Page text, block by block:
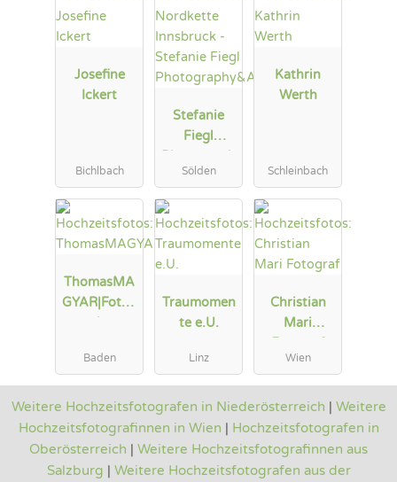
Josefine
Ickert
Bichlbach
Stefanie
Fiegl
y&Arts
Sölden
Kathrin
Werth
Schleinbach
ThomasMA
GYAR|Fotod
Baden
Traumomen
te e.U.
Linz
Christian
Mari
Wien
Weitere Hochzeitsfotografen in Niederösterreich | Weitere
Hochzeitsfotografinnen in Wien | Hochzeitsfotografen in
Oberösterreich | Weitere Hochzeitsfotografinnen aus
Salzburg | Weitere Hochzeitsfotografen aus der